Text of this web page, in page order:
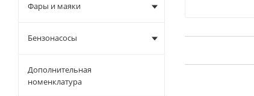
Фары и маяки
Бензонасосы
Дополнительная
номенклатура